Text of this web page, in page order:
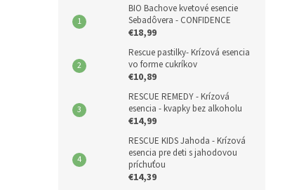
BIO Bachove kvetové esencie
Sebadôvera - CONFIDENCE
€18,99
Rescue pastilky- Krízová esencia
vo forme cukríkov
€10,89
RESCUE REMEDY - Krízová
esencia - kvapky bez alkoholu
€14,99
RESCUE KIDS Jahoda - Krízová
esencia pre deti s jahodovou
príchuťou
€14,39